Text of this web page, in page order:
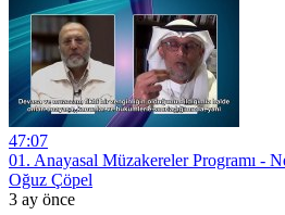
47:07
01. Anayasal Müzakereler Programı -
Oğuz Çöpel
3 ay önce